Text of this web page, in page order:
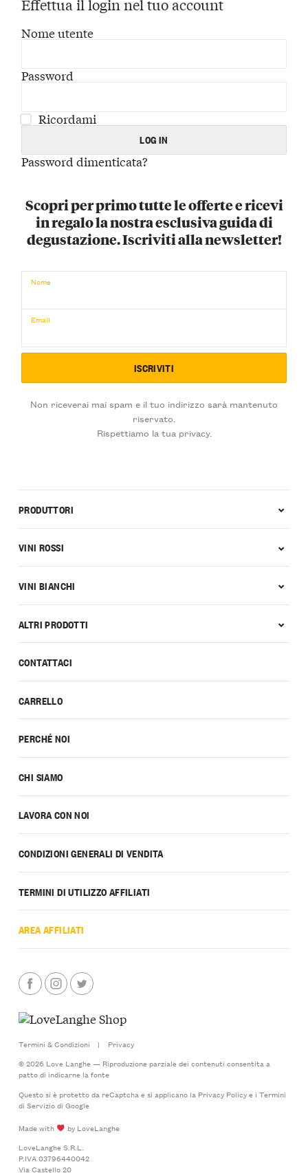
Effettua il login nel tuo account
Nome utente
Password
Ricordami
Password dimenticata?
Scopri per primo tutte le offerte e ricevi
in regalo la nostra esclusiva guida di
degustazione. Iscriviti alla newsletter!
Nome
Email
Non riceverai mai spam e il tuo indirizzo sarà mantenuto
riservato.
Rispettiamo la tua privacy.
CONTATTACI
CARRELLO
PERCHÉ NOI
CHI SIAMO
LAVORA CON NOI
CONDIZIONI GENERALI DI VENDITA
TERMINI DI UTILIZZO AFFILIATI
AREA AFFILIATI
PRODUTTORI
VINI ROSSI
VINI BIANCHI
ALTRI PRODOTTI
Termini & Condizioni |
Privacy
© 2026 Love Langhe — Riproduzione parziale dei contenuti consentita a
patto di indicarne la fonte
Questo si è protetto da reCaptcha e si applicano la Privacy Policye i Termini
di Serviziodi Google
Made with
by LoveLanghe
LoveLanghe S.R.L.
P.IVA 03796440042
Via Castello 20